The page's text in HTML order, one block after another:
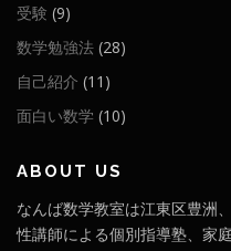
受験 (9)
数学勉強法 (28)
自己紹介 (11)
面白い数学 (10)
ABOUT US
なんば数学教室は江東区豊洲
性講師による個別指導塾、家